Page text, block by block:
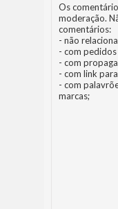
Os
moderação.
comentários:
- não
- com
- com
- com link
- com
marcas;